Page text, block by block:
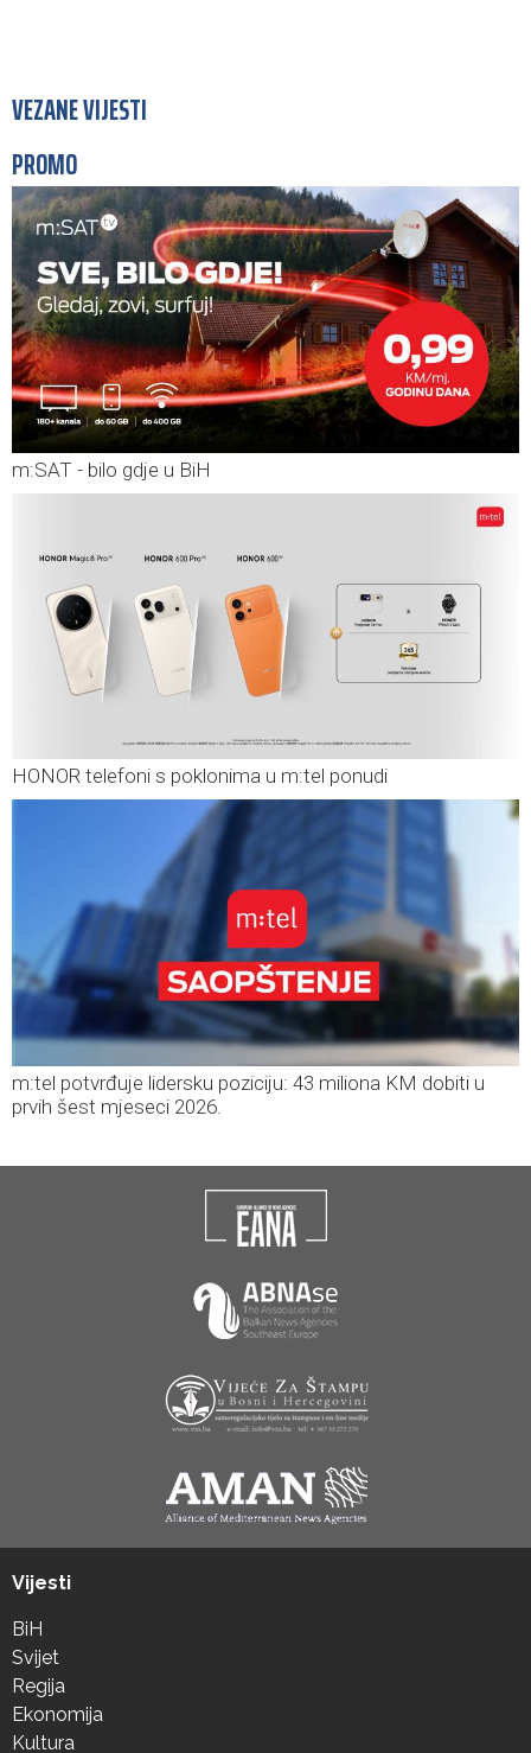
VEZANE VIJESTI
PROMO
m:SAT - bilo gdje u BiH
HONOR telefoni s poklonima u m:tel ponudi
m:tel potvrđuje lidersku poziciju: 43 miliona KM dobiti u
prvih šest mjeseci 2026.
Vijesti
BiH
Svijet
Regija
Ekonomija
Kultura